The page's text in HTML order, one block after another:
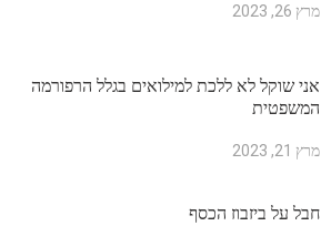
מרץ 26, 2023
אני שוקל לא ללכת למילואים בגלל הרפורמה
המשפטית
מרץ 21, 2023
חבל על ביזבוז הכסף